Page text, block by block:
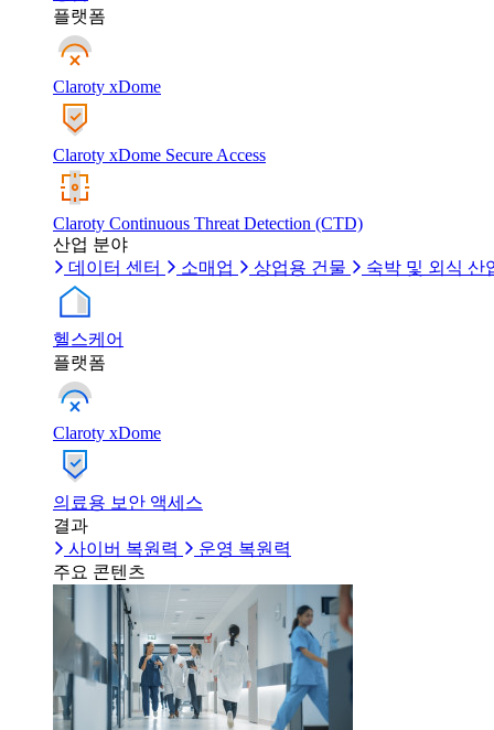
플랫폼
Claroty xDome
Claroty xDome Secure Access
Claroty Continuous Threat Detection (CTD)
산업 분야
데이터 센터
소매업 상업용 건물 숙박 및 외식 산
헬스케어
플랫폼
Claroty xDome
의료용 보안 액세스
결과
사이버 복원력
운영 복원력
주요 콘텐츠